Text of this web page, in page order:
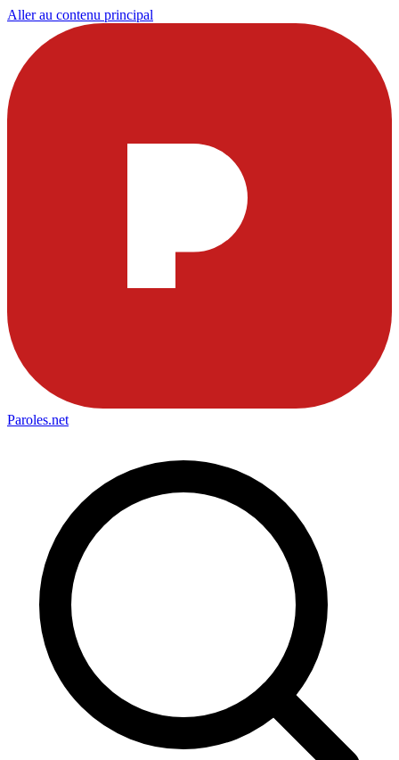
Aller au contenu principal
Paroles.net